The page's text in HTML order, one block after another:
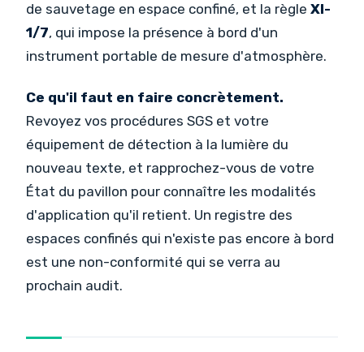
de sauvetage en espace confiné, et la règle XI-
1/7, qui impose la présence à bord d'un
instrument portable de mesure d'atmosphère.
Ce qu'il faut en faire concrètement.
Revoyez vos procédures SGS et votre
équipement de détection à la lumière du
nouveau texte, et rapprochez-vous de votre
État du pavillon pour connaître les modalités
d'application qu'il retient. Un registre des
espaces confinés qui n'existe pas encore à bord
est une non-conformité qui se verra au
prochain audit.